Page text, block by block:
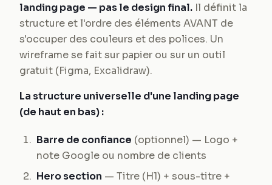
landing page — pas le design final. Il définit la
structure et l'ordre des éléments AVANT de
s'occuper des couleurs et des polices. Un
wireframe se fait sur papier ou sur un outil
gratuit (Figma, Excalidraw).
La structure universelle d'une landing page
(de haut en bas) :
Barre de confiance (optionnel) — Logo +
note Google ou nombre de clients
Hero section — Titre (H1) + sous-titre +